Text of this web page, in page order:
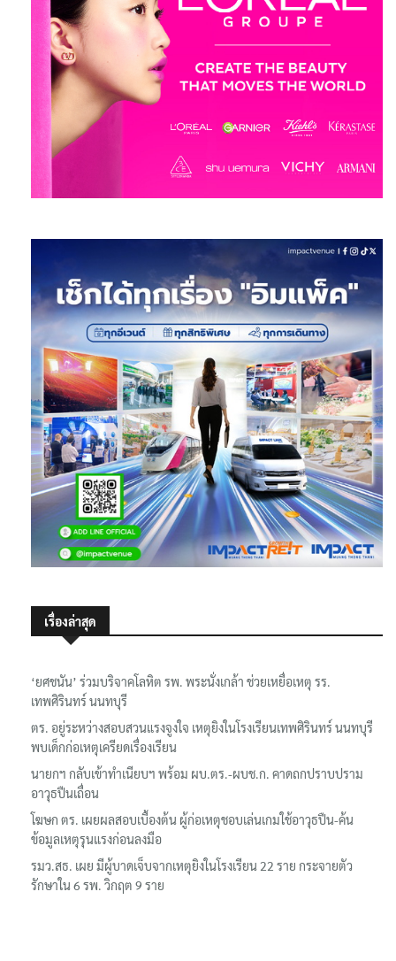
เรื่องล่าสุด
‘ยศชนัน’ ร่วมบริจาคโลหิต รพ. พระนั่งเกล้า ช่วยเหยื่อเหตุ รร.
เทพศิรินทร์ นนทบุรี
ตร. อยู่ระหว่างสอบสวนแรงจูงใจ เหตุยิงในโรงเรียนเทพศิรินทร์ นนทบุรี
พบเด็กก่อเหตุเครียดเรื่องเรียน
นายกฯ กลับเข้าทำเนียบฯ พร้อม ผบ.ตร.-ผบช.ก. คาดถกปราบปราม
อาวุธปืนเถื่อน
โฆษก ตร. เผยผลสอบเบื้องต้น ผู้ก่อเหตุชอบเล่นเกมใช้อาวุธปืน-ค้น
ข้อมูลเหตุรุนแรงก่อนลงมือ
รมว.สธ. เผย มีผู้บาดเจ็บจากเหตุยิงในโรงเรียน 22 ราย กระจายตัว
รักษาใน 6 รพ. วิกฤต 9 ราย